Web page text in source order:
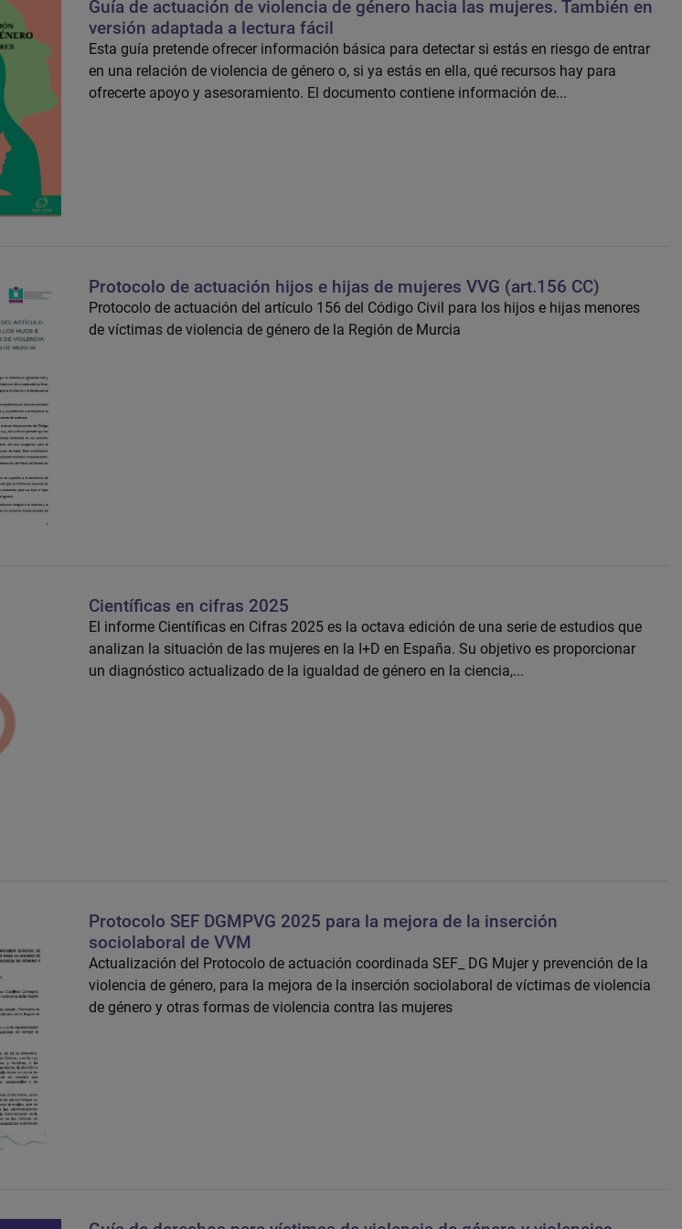
Guía de actuación de violencia de género hacia las mujeres. También en
versión adaptada a lectura fácil
Esta guía pretende ofrecer información básica para detectar si estás en riesgo de entrar
en una relación de violencia de género o, si ya estás en ella, qué recursos hay para
ofrecerte apoyo y asesoramiento. El documento contiene información de...
Protocolo de actuación hijos e hijas de mujeres VVG (art.156 CC)
Protocolo de actuación del artículo 156 del Código Civil para los hijos e hijas menores
de víctimas de violencia de género de la Región de Murcia
Científicas en cifras 2025
El informe Científicas en Cifras 2025 es la octava edición de una serie de estudios que
analizan la situación de las mujeres en la I+D en España. Su objetivo es proporcionar
un diagnóstico actualizado de la igualdad de género en la ciencia,...
Protocolo SEF DGMPVG 2025 para la mejora de la inserción
sociolaboral de VVM
Actualización del Protocolo de actuación coordinada SEF_ DG Mujer y prevención de la
violencia de género, para la mejora de la inserción sociolaboral de víctimas de violencia
de género y otras formas de violencia contra las mujeres